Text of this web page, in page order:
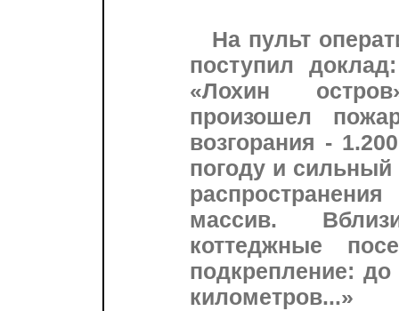
На пульт
поступил
«Лохин
произошел
возгорания -
погоду и сильный
массив.
коттеджные
подкрепление:
километров...»